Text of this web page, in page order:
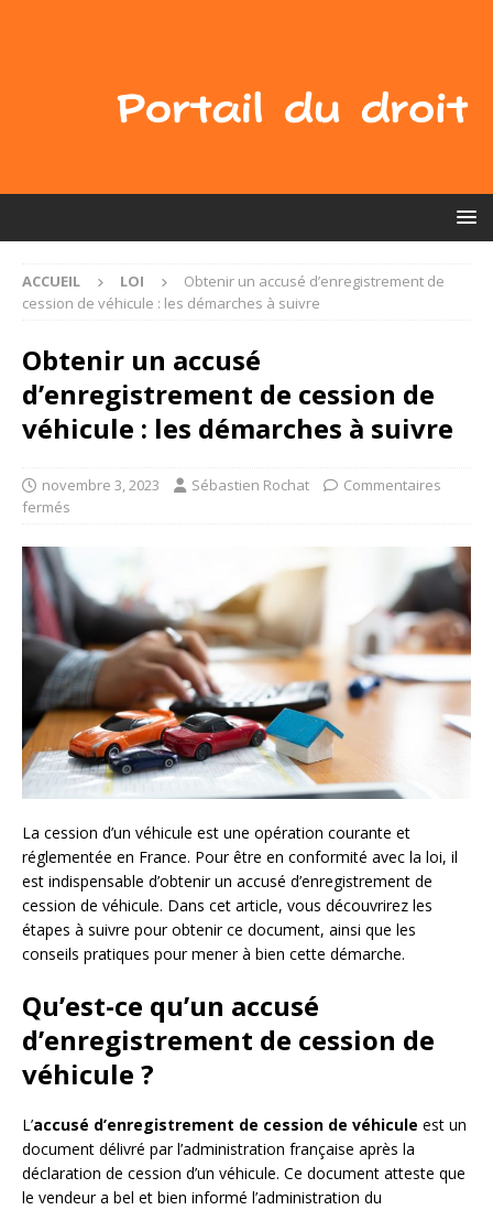
ACCUEIL LOI
Obtenir un accusé d’enregistrement de
cession de véhicule : les démarches à suivre
Obtenir un accusé
d’enregistrement de cession de
véhicule : les démarches à suivre
novembre 3, 2023 Sébastien Rochat
Commentaires
fermés
La cession d’un véhicule est une opération courante et
réglementée en France. Pour être en conformité avec la loi, il
est indispensable d’obtenir un accusé d’enregistrement de
cession de véhicule. Dans cet article, vous découvrirez les
étapes à suivre pour obtenir ce document, ainsi que les
conseils pratiques pour mener à bien cette démarche.
Qu’est-ce qu’un accusé
d’enregistrement de cession de
véhicule ?
L’accusé d’enregistrement de cession de véhicule est un
document délivré par l’administration française après la
déclaration de cession d’un véhicule. Ce document atteste que
le vendeur a bel et bien informé l’administration du